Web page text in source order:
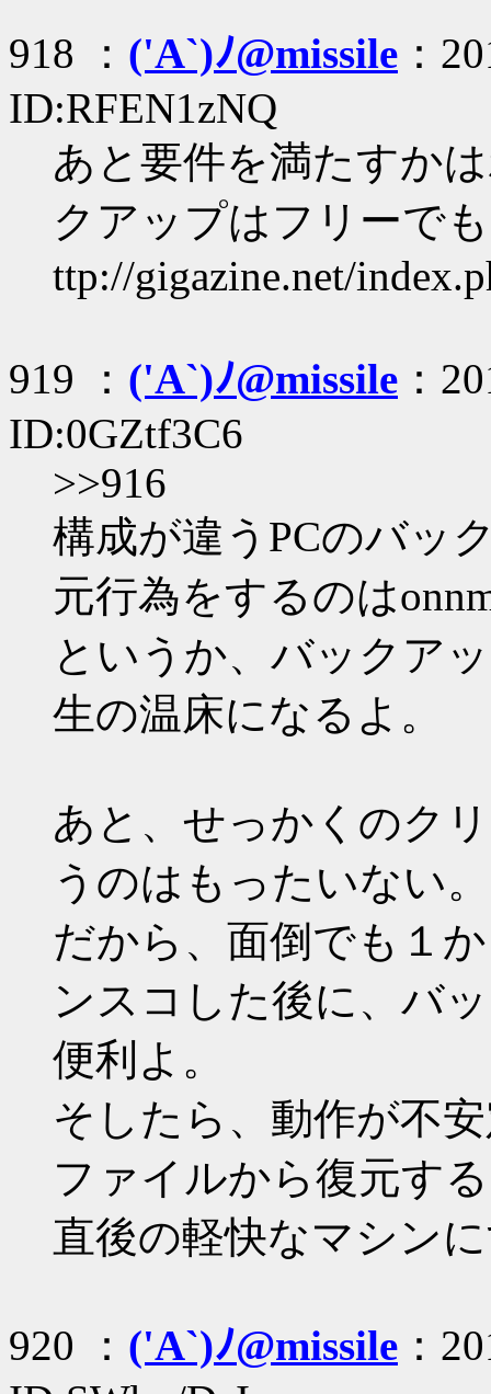
918 ： ('A`)ﾉ@missile ：
ID:RFEN1zNQ
あと要件を満たすか
クアップはフリーで
ttp://gigazine.net/
919 ： ('A`)ﾉ@missile ：
ID:0GZtf3C6
>>916
構成が違うPCのバッ
元行為をするのは
というか、バックア
生の温床になるよ。
あと、せっかくのク
うのはもったいない。
だから、面倒でも１
ンスコした後に、バ
便利よ。
そしたら、動作が不
ファイルから復元す
直後の軽快なマシン
920 ： ('A`)ﾉ@missile ：